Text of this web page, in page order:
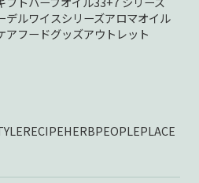
デルワイスシリーズアロマオイル
アフードグッズアウトレット
RECIPEHERBPEOPLEPLACE